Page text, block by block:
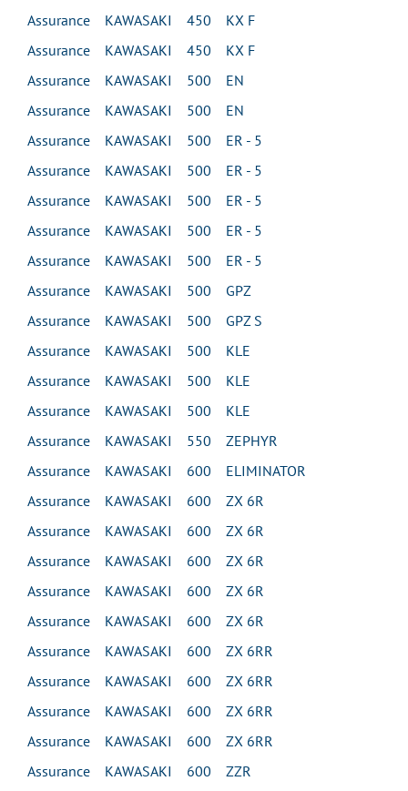
Assurance KAWASAKI 450 KX F
Assurance KAWASAKI 450 KX F
Assurance KAWASAKI 500 EN
Assurance KAWASAKI 500 EN
Assurance KAWASAKI 500 ER - 5
Assurance KAWASAKI 500 ER - 5
Assurance KAWASAKI 500 ER - 5
Assurance KAWASAKI 500 ER - 5
Assurance KAWASAKI 500 ER - 5
Assurance KAWASAKI 500 GPZ
Assurance KAWASAKI 500 GPZ S
Assurance KAWASAKI 500 KLE
Assurance KAWASAKI 500 KLE
Assurance KAWASAKI 500 KLE
Assurance KAWASAKI 550 ZEPHYR
Assurance KAWASAKI 600 ELIMINATOR
Assurance KAWASAKI 600 ZX 6R
Assurance KAWASAKI 600 ZX 6R
Assurance KAWASAKI 600 ZX 6R
Assurance KAWASAKI 600 ZX 6R
Assurance KAWASAKI 600 ZX 6R
Assurance KAWASAKI 600 ZX 6RR
Assurance KAWASAKI 600 ZX 6RR
Assurance KAWASAKI 600 ZX 6RR
Assurance KAWASAKI 600 ZX 6RR
Assurance KAWASAKI 600 ZZR